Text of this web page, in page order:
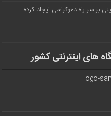
بر سر راه دموکراسی ایجاد کرده
های اینترنتی کشور